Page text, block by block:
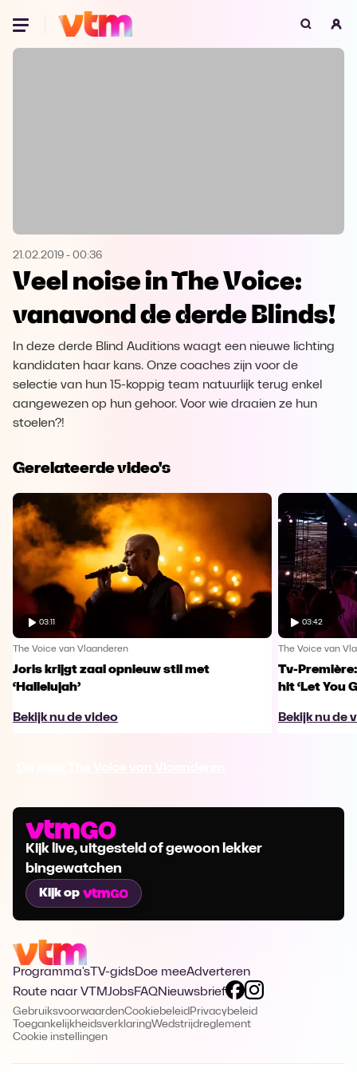
Oeps, browser niet ondersteund
Microsoft Edge Download
Opera Download
21.02.2019 - 00:36
Veel noise in The Voice:
vanavond de derde Blinds!
In deze derde Blind Auditions waagt een nieuwe lichting
kandidaten haar kans. Onze coaches zijn voor de
selectie van hun 15-koppig team natuurlijk terug enkel
aangewezen op hun gehoor. Voor wie draaien ze hun
stoelen?!
Gerelateerde video's
03:11
The Voice van Vlaanderen
Joris krijgt zaal opnieuw stil met
‘Hallelujah’
Bekijk nu de video
03:42
The Voice van
Tv-
hit ‘Let You
Bekijk nu de
Kijk live, uitgesteld of gewoon lekker
bingewatchen
Kijk op
Programma's TV-gidsDoe meeAdverteren
Route naar VTMJobsFAQNieuwsbrief
GebruiksvoorwaardenCookiebeleid Privacybeleid
ToegankelijkheidsverklaringWedstrijdreglement
Cookie instellingen